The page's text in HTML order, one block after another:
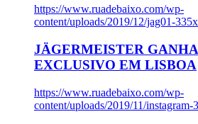
https://www.ruadebaixo.com/wp-
content/uploads/2019/12/jag01-
JÄGERMEISTER
EXCLUSIVO EM LISBOA
https://www.ruadebaixo.com/wp-
content/uploads/2019/11/instagram-